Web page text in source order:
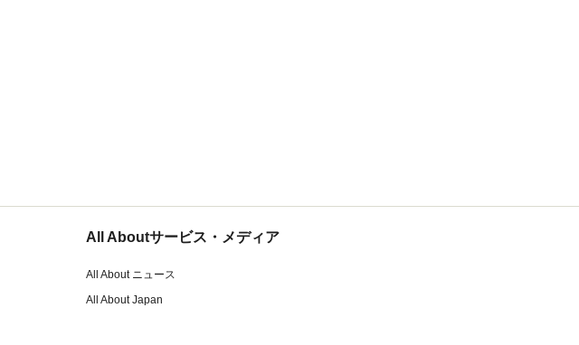
All Aboutサービス・メディア
All About ニュース
All About Japan